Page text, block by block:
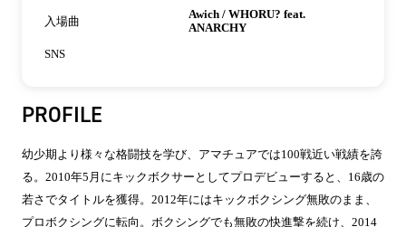
入場曲
Awich / WHORU? feat.
ANARCHY
SNS
PROFILE
幼少期より様々な格闘技を学び、アマチュアでは100戦近い戦績を誇
る。2010年5月にキックボクサーとしてプロデビューすると、16歳の
若さでタイトルを獲得。2012年にはキックボクシング無敗のまま、
プロボクシングに転向。ボクシングでも無敗の快進撃を続け、2014